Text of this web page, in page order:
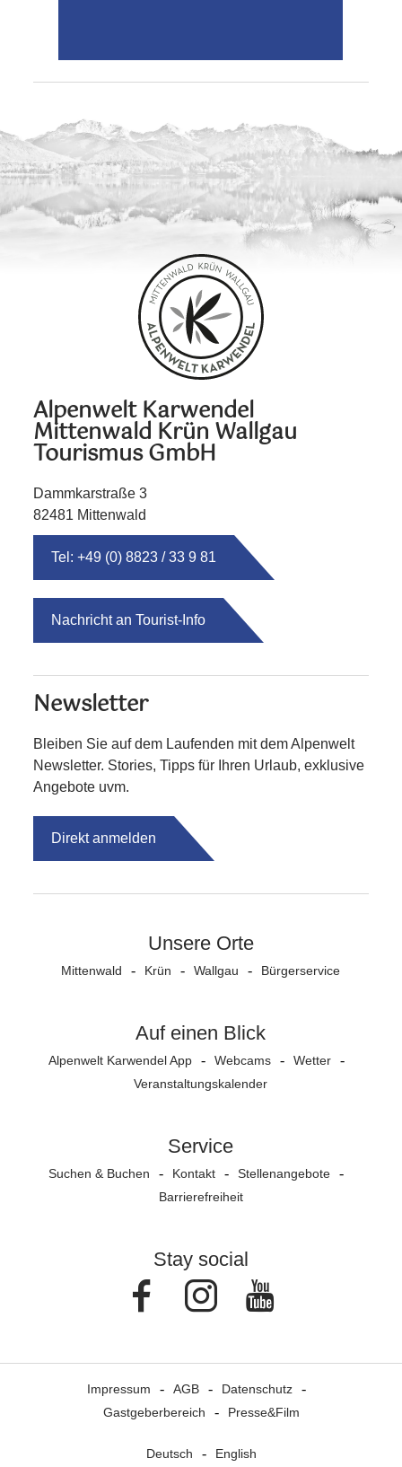
Alpenwelt Karwendel
Mittenwald Krün Wallgau
Tourismus GmbH
Dammkarstraße 3
82481 Mittenwald
Tel: +49 (0) 8823 / 33 9 81
Nachricht an Tourist-Info
Newsletter
Bleiben Sie auf dem Laufenden mit dem Alpenwelt
Newsletter. Stories, Tipps für Ihren Urlaub, exklusive
Angebote uvm.
Direkt anmelden
Unsere Orte
Mittenwald Krün Wallgau Bürgerservice
Auf einen Blick
Alpenwelt Karwendel App Webcams
Wetter
Veranstaltungs­kalender
Service
Suchen & Buchen Kontakt
Stellenangebote
Barrierefreiheit
Stay social
FacebookInstagram
Impressum AGB
Datenschutz
Gastgeberbereich
Presse&Film
Deutsch English